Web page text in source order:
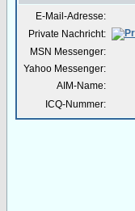
E-Mail-Adresse:
Private Nachricht:
MSN Messenger:
Yahoo Messenger:
AIM-Name:
ICQ-Nummer: